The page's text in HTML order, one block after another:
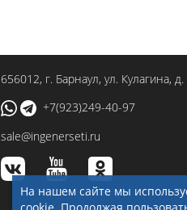
656012, г. Барнаул, ул. Кулагина,
+7(923)249-40-97
sale@ingenerseti.ru
На нашем сайте мы